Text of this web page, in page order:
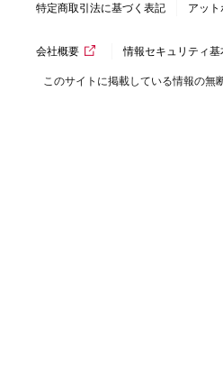
特定商取引法に基づく表記 アッ
会社概要 情報セキュリティ基
このサイトに掲載している情報の無